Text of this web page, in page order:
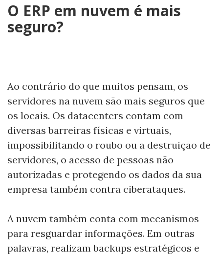
O ERP em nuvem é mais
seguro?
Ao contrário do que muitos pensam, os
servidores na nuvem são mais seguros que
os locais. Os datacenters contam com
diversas barreiras físicas e virtuais,
impossibilitando o roubo ou a destruição de
servidores, o acesso de pessoas não
autorizadas e protegendo os dados da sua
empresa também contra ciberataques.
A nuvem também conta com mecanismos
para resguardar informações. Em outras
palavras, realizam backups estratégicos e